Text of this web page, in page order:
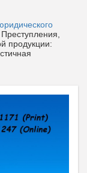
Преступления,
продукции: